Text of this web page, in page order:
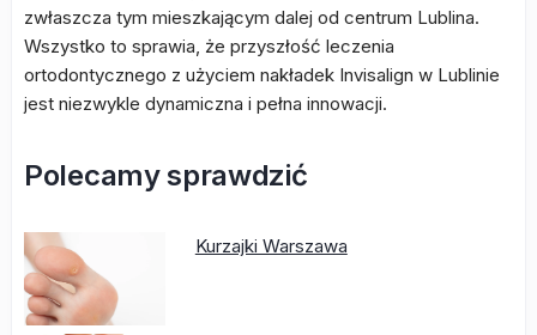
zwłaszcza tym mieszkającym dalej od centrum Lublina.
Wszystko to sprawia, że przyszłość leczenia
ortodontycznego z użyciem nakładek Invisalign w Lublinie
jest niezwykle dynamiczna i pełna innowacji.
Polecamy sprawdzić
Kurzajki Warszawa